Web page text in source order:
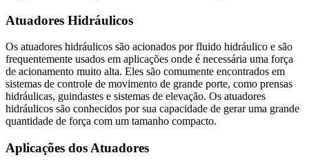
Atuadores Hidráulicos
Os atuadores hidráulicos são acionados por fluido hidráulico e são
frequentemente usados em aplicações onde é necessária uma força
de acionamento muito alta. Eles são comumente encontrados em
sistemas de controle de movimento de grande porte, como prensas
hidráulicas, guindastes e sistemas de elevação. Os atuadores
hidráulicos são conhecidos por sua capacidade de gerar uma grande
quantidade de força com um tamanho compacto.
Aplicações dos Atuadores